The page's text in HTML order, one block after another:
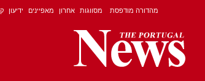
מהדורה מודפסת מסווגות אחרון מאפיינים ידיעון